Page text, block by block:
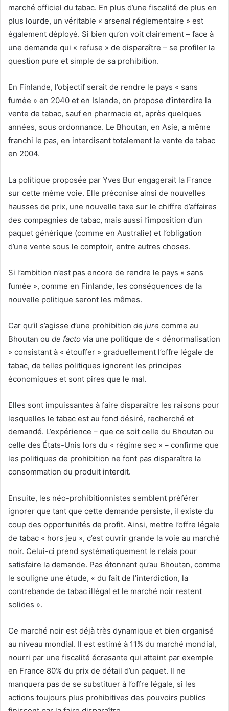
marché officiel du tabac. En plus d’une fiscalité de plus en
plus lourde, un véritable « arsenal réglementaire » est
également déployé. Si bien qu’on voit clairement – face à
une demande qui « refuse » de disparaître – se profiler la
question pure et simple de sa prohibition.
En Finlande, l’objectif serait de rendre le pays « sans
fumée » en 2040 et en Islande, on propose d’interdire la
vente de tabac, sauf en pharmacie et, après quelques
années, sous ordonnance. Le Bhoutan, en Asie, a même
franchi le pas, en interdisant totalement la vente de tabac
en 2004.
La politique proposée par Yves Bur engagerait la France
sur cette même voie. Elle préconise ainsi de nouvelles
hausses de prix, une nouvelle taxe sur le chiffre d’affaires
des compagnies de tabac, mais aussi l’imposition d’un
paquet générique (comme en Australie) et l’obligation
d’une vente sous le comptoir, entre autres choses.
Si l’ambition n’est pas encore de rendre le pays « sans
fumée », comme en Finlande, les conséquences de la
nouvelle politique seront les mêmes.
Car qu’il s’agisse d’une prohibition de jure comme au
Bhoutan ou de facto via une politique de « dénormalisation
» consistant à « étouffer » graduellement l’offre légale de
tabac, de telles politiques ignorent les principes
économiques et sont pires que le mal.
Elles sont impuissantes à faire disparaître les raisons pour
lesquelles le tabac est au fond désiré, recherché et
demandé. L’expérience – que ce soit celle du Bhoutan ou
celle des États-Unis lors du « régime sec » – confirme que
les politiques de prohibition ne font pas disparaître la
consommation du produit interdit.
Ensuite, les néo-prohibitionnistes semblent préférer
ignorer que tant que cette demande persiste, il existe du
coup des opportunités de profit. Ainsi, mettre l’offre légale
de tabac « hors jeu », c’est ouvrir grande la voie au marché
noir. Celui-ci prend systématiquement le relais pour
satisfaire la demande. Pas étonnant qu’au Bhoutan, comme
le souligne une étude, « du fait de l’interdiction, la
contrebande de tabac illégal et le marché noir restent
solides ».
Ce marché noir est déjà très dynamique et bien organisé
au niveau mondial. Il est estimé à 11% du marché mondial,
nourri par une fiscalité écrasante qui atteint par exemple
en France 80% du prix de détail d’un paquet. Il ne
manquera pas de se substituer à l’offre légale, si les
actions toujours plus prohibitives des pouvoirs publics